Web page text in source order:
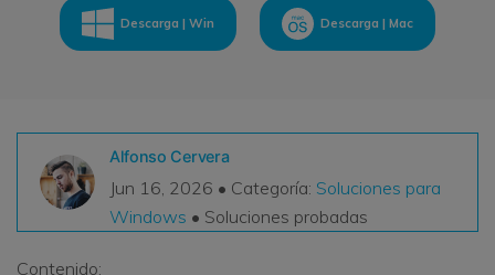
Pruébalo Gratis
Recoverit Gratis
Recupera datos perdidos/eliminados gratis
Pruébalo Gratis
Escenarios de Pérdida de Datos
Temas Destacados
DESCARGAR Sign In
search
Descarga | Win Descarga | Mac
Alfonso Cervera
Jun 16, 2026 • Categoría: Soluciones para
Windows • Soluciones probadas
Contenido: